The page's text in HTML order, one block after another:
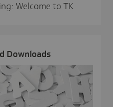
Welcome to TK
Down­loads